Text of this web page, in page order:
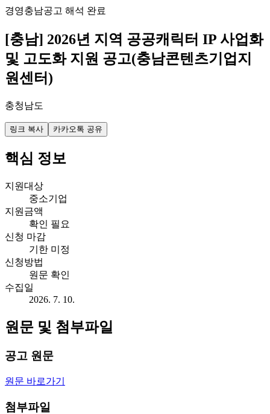
경영충남공고 해석 완료
[충남] 2026년 지역 공공캐릭터 IP 사업화
및 고도화 지원 공고(충남콘텐츠기업지
원센터)
충청남도
링크 복사 카카오톡 공유
핵심 정보
지원대상
중소기업
지원금액
확인 필요
신청 마감
기한 미정
신청방법
원문 확인
수집일
2026. 7. 10.
원문 및 첨부파일
공고 원문
원문 바로가기
첨부파일